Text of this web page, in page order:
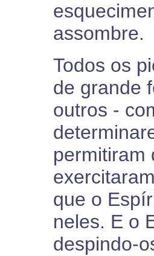
assombre.
Todos os
de grande
outros -
permitiram
que o
neles. E o
despindo-